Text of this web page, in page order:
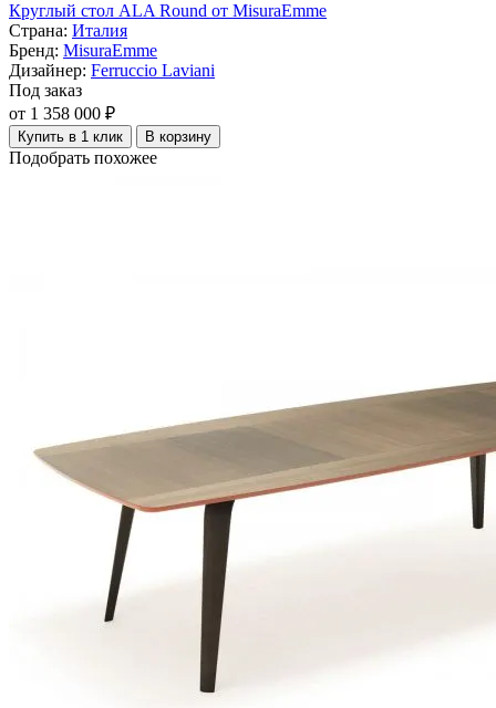
Круглый стол ALA Round от MisuraEmme
Страна: Италия
Бренд: MisuraEmme
Дизайнер: Ferruccio Laviani
Под заказ
от 1 358 000 ₽
Купить в 1 клик В корзину
Подобрать похожее